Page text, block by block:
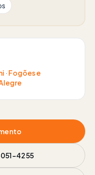
· Fogões e
4255